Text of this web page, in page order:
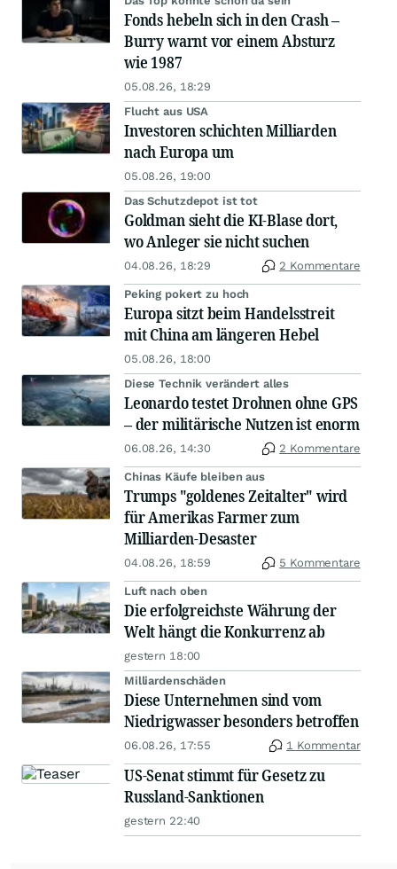
Fonds hebeln sich in den Crash –
Burry warnt vor einem Absturz
wie 1987
05.08.26, 18:29
Flucht aus USA
Investoren schichten Milliarden
nach Europa um
05.08.26, 19:00
Das Schutzdepot ist tot
Goldman sieht die KI-Blase dort,
wo Anleger sie nicht suchen
04.08.26, 18:29 2 Kommentare
Peking pokert zu hoch
Europa sitzt beim Handelsstreit
mit China am längeren Hebel
05.08.26, 18:00
Diese Technik verändert alles
Leonardo testet Drohnen ohne GPS
– der militärische Nutzen ist enorm
06.08.26, 14:30 2 Kommentare
Chinas Käufe bleiben aus
Trumps "goldenes Zeitalter" wird
für Amerikas Farmer zum
Milliarden-Desaster
04.08.26, 18:59 5 Kommentare
Luft nach oben
Die erfolgreichste Währung der
Welt hängt die Konkurrenz ab
gestern 18:00
Milliardenschäden
Diese Unternehmen sind vom
Niedrigwasser besonders betroffen
06.08.26, 17:55 1 Kommentar
US-Senat stimmt für Gesetz zu
Russland-Sanktionen
gestern 22:40